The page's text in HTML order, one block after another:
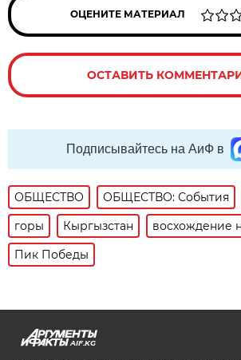
ОЦЕНИТЕ МАТЕРИАЛ
ОСТАВИТЬ
Подписывайтесь на АиФ в
ОБЩЕСТВО ОБЩЕСТВО: События
горы
Кыргызстан
восхождение
Пик Победы
AIF.KG